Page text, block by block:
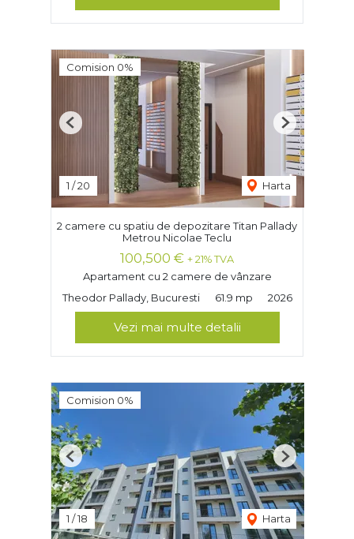
Comision 0%
1 /20 Harta
Previous Next
2 camere cu spatiu de depozitare Titan Pallady
Metrou Nicolae Teclu
100,500 € + 21% TVA
Apartament cu 2 camere de vânzare
Theodor Pallady, Bucuresti
61.9 mp 2026
Vezi mai multe detalii
Comision 0%
1 /18 Harta
Previous Next